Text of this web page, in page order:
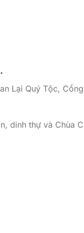
.
Lại Quý Tộc,
dinh thự và Chùa